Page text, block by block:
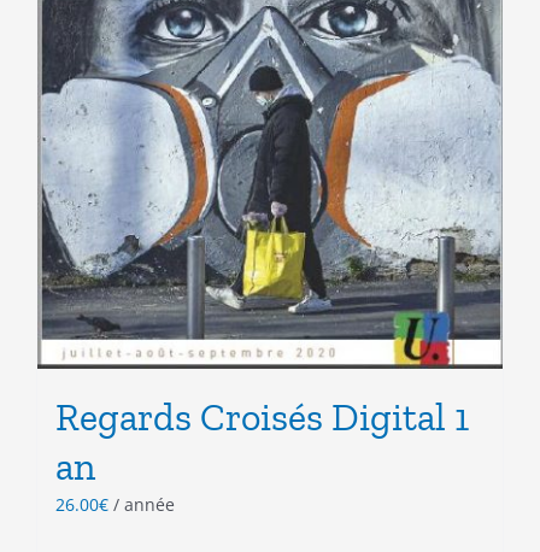
Regards Croisés Digital 1
an
26.00€ / année